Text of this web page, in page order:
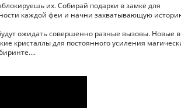
их. Собирай подарки в замке для
каждой феи и начни захватывающую
ожидать совершенно разные вызовы. Новые
кристаллы для постоянного усиления